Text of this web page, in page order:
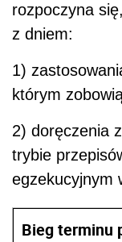
rozpoczyna
z dniem:
1)
którym
2) doręczenia
trybie
egzekucyjnym
Bieg terminu